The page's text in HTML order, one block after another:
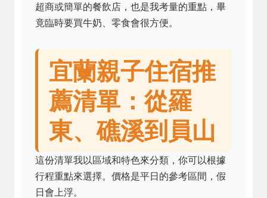
超商或簡單的餐飲店，也是我考量的重點，畢
竟臨時要買牛奶、零食會很方便。
宜蘭親子住宿推
薦清單：從羅
東、礁溪到員山
這份清單我以區域和特色來分類，你可以根據
行程重點來選擇。價格是平日的參考區間，假
日會上浮。